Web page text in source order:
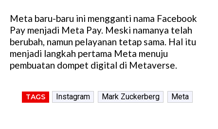
Meta baru-baru ini mengganti nama Facebook
Pay menjadi Meta Pay. Meski namanya telah
berubah, namun pelayanan tetap sama. Hal itu
menjadi langkah pertama Meta menuju
pembuatan dompet digital di Metaverse.
TAGS Instagram Mark Zuckerberg Meta